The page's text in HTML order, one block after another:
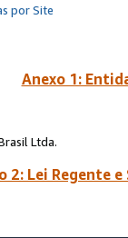
por Site
Anexo 1:
Ltda.
2: Lei Regente